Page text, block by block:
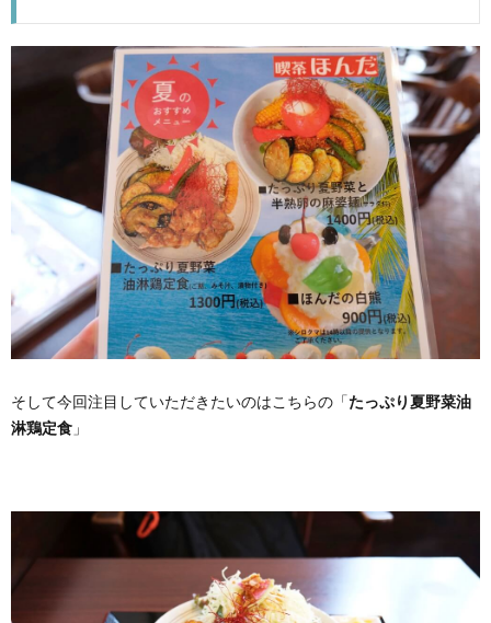
そして今回注目していただきたいのはこちらの「たっぷり夏野菜油
淋鶏定食 」